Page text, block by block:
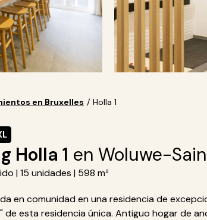
en Bruxelles / Holla 1
Holla 1 en Woluwe-
| 15 unidades | 598 m²
en comunidad en una residencia de
de esta residencia única. Antiguo hogar de